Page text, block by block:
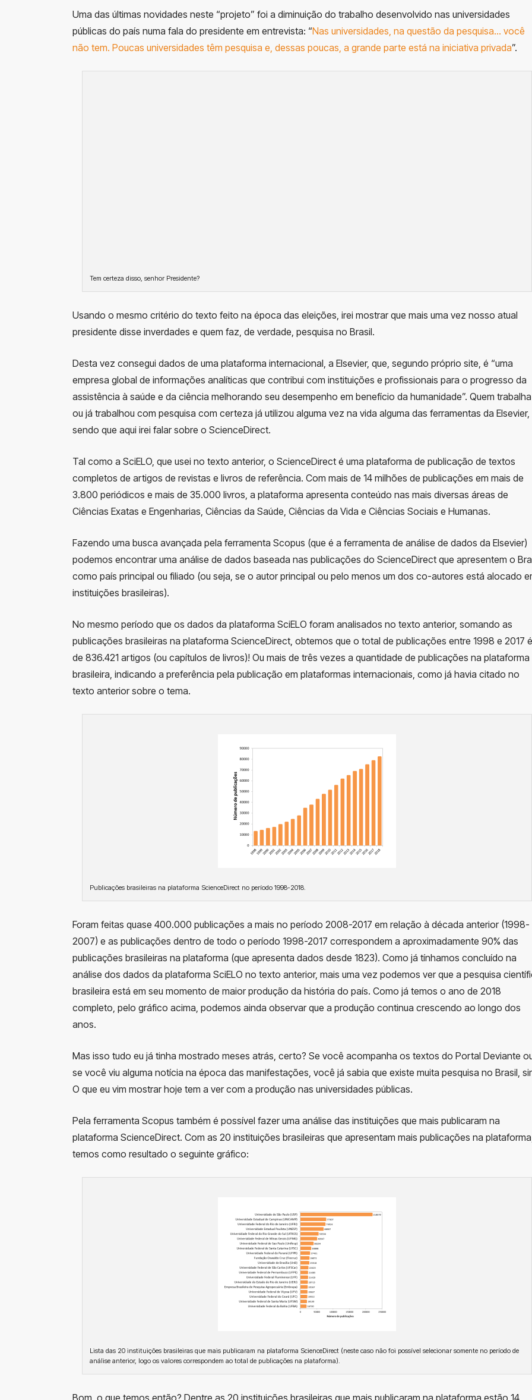
Uma das últimas novidades neste “projeto” foi a diminuição do trabalho desenvolvido nas universidades
públicas do país numa fala do presidente em entrevista: “Nas universidades, na questão da pesquisa… você
não tem. Poucas universidades têm pesquisa e, dessas poucas, a grande parte está na iniciativa privada”.
Tem certeza disso, senhor Presidente?
Usando o mesmo critério do texto feito na época das eleições, irei mostrar que mais uma vez nosso atual
presidente disse inverdades e quem faz, de verdade, pesquisa no Brasil.
Desta vez consegui dados de uma plataforma internacional, a Elsevier, que, segundo próprio site, é “uma
empresa global de informações analíticas que contribui com instituições e profissionais para o progresso da
assistência à saúde e da ciência melhorando seu desempenho em benefício da humanidade”. Quem trabalha
ou já trabalhou com pesquisa com certeza já utilizou alguma vez na vida alguma das ferramentas da Elsevier,
sendo que aqui irei falar sobre o ScienceDirect.
Tal como a SciELO, que usei no texto anterior, o ScienceDirect é uma plataforma de publicação de textos
completos de artigos de revistas e livros de referência. Com mais de 14 milhões de publicações em mais de
3.800 periódicos e mais de 35.000 livros, a plataforma apresenta conteúdo nas mais diversas áreas de
Ciências Exatas e Engenharias, Ciências da Saúde, Ciências da Vida e Ciências Sociais e Humanas.
Fazendo uma busca avançada pela ferramenta Scopus (que é a ferramenta de análise de dados da Elsevier)
podemos encontrar uma análise de dados baseada nas publicações do ScienceDirect que apresentem o
como país principal ou filiado (ou seja, se o autor principal ou pelo menos um dos co-autores está alocado
instituições brasileiras).
No mesmo período que os dados da plataforma SciELO foram analisados no texto anterior, somando as
publicações brasileiras na plataforma ScienceDirect, obtemos que o total de publicações entre 1998 e 2017 é
de 836.421 artigos (ou capítulos de livros)! Ou mais de três vezes a quantidade de publicações na plataforma
brasileira, indicando a preferência pela publicação em plataformas internacionais, como já havia citado no
texto anterior sobre o tema.
Publicações brasileiras na plataforma ScienceDirect no período 1998-2018.
Foram feitas quase 400.000 publicações a mais no período 2008-2017 em relação à década anterior (1998-
2007) e as publicações dentro de todo o período 1998-2017 correspondem a aproximadamente 90% das
publicações brasileiras na plataforma (que apresenta dados desde 1823). Como já tínhamos concluído na
análise dos dados da plataforma SciELO no texto anterior, mais uma vez podemos ver que a pesquisa
brasileira está em seu momento de maior produção da história do país. Como já temos o ano de 2018
completo, pelo gráfico acima, podemos ainda observar que a produção continua crescendo ao longo dos
anos.
Mas isso tudo eu já tinha mostrado meses atrás, certo? Se você acompanha os textos do Portal Deviante
se você viu alguma notícia na época das manifestações, você já sabia que existe muita pesquisa no Brasil,
O que eu vim mostrar hoje tem a ver com a produção nas universidades públicas.
Pela ferramenta Scopus também é possível fazer uma análise das instituições que mais publicaram na
plataforma ScienceDirect. Com as 20 instituições brasileiras que apresentam mais publicações na
temos como resultado o seguinte gráfico:
Lista das 20 instituições brasileiras que mais publicaram na plataforma ScienceDirect (neste caso não foi possível selecionar somente no período de
análise anterior, logo os valores correspondem ao total de publicações na plataforma).
Bom, o que temos então? Dentre as 20 instituições brasileiras que mais publicaram na plataforma estão 14